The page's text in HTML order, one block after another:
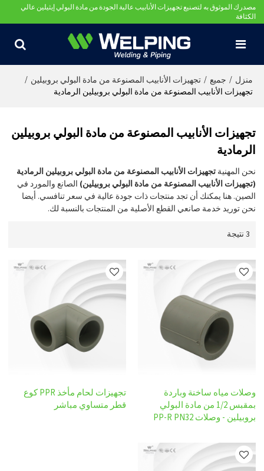
مصدرك الموثوق به لتصنيع تجهيزات الأنابيب عالية الجودة من مادة البولي إيثيلين عالي
الكثافة
منزل / جميع / تجهيزات الأنابيب المصنوعة من مادة البولي بروبيلين /
تجهيزات الأنابيب المصنوعة من مادة البولي بروبيلين الرمادية
تجهيزات الأنابيب المصنوعة من مادة البولي بروبيلين
الرمادية
نحن المهنيةتجهيزات الأنابيب المصنوعة من مادة البولي بروبيلين الرمادية
(تجهيزات الأنابيب المصنوعة من مادة البولي بروبيلين) الصانع والمورد في
الصين. هنا يمكنك أن تجد منتجات ذات جودة عالية في سعر تنافسي. أيضا
نحن توريد خدمة صانعي القطع الأصلية من المنتجات بالنسبة لك.
3 نتيجة
وصلات مياه ساخنة وباردة
بمقبس 1/2 من مادة البولي
بروبيلين - وصلات PP-R PN32
تجهيزات لحام مأخذ PPR كوع
قطر متساوي مباشر